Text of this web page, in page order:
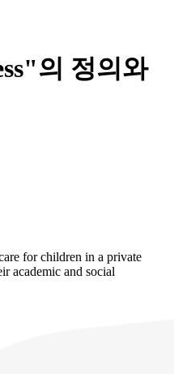
의 정의와
for children in a private
academic and social